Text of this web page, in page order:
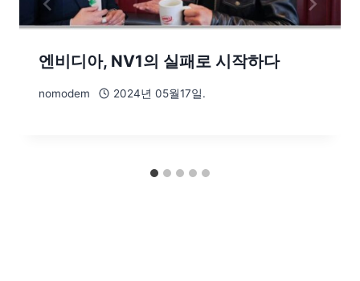
엔비디아, NV1의 실패로 시작하다
nomodem 2024년 05월17일.